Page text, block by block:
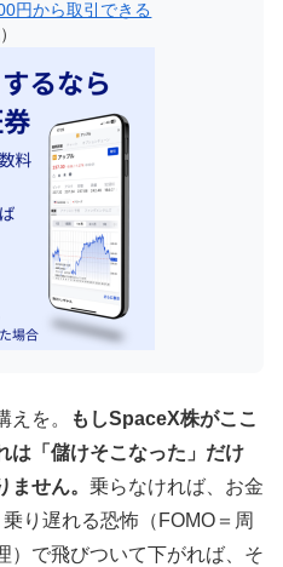
円から取引できる
を。
もしSpaceX株がここ
は「儲けそこなった」だけ
せん。 乗らなければ、お金
り遅れる恐怖（FOMO＝周
）で飛びついて下がれば、そ